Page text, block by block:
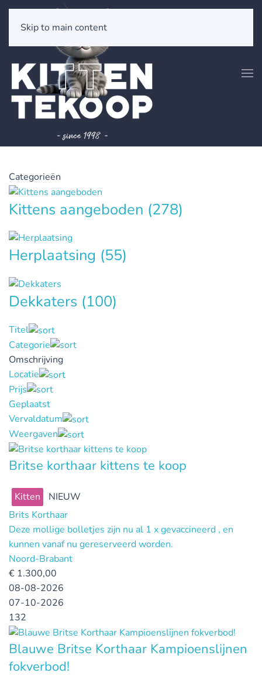
Skip to main content
Categorieën
Kittens aangeboden (278)
Herplaatsing (55)
Dekkaters (100)
Titel
Categorie
Omschrijving
Locatie
Prijs
Geplaatst
Vervaldatum
Weergaven
Britse korthaar kittens te koop
Kitten
NIEUW
Brits Korthaar
Deze mollige bolletjes zijn nu al 1 x gevaccineerd , en
kunnen vanaf nu gereserveerd worden.
Noord-Brabant
€ 1.300,00
08-08-2026
07-10-2026
132
Blauwe Britse Korthaar Kampioenslijnen
fokverbod!